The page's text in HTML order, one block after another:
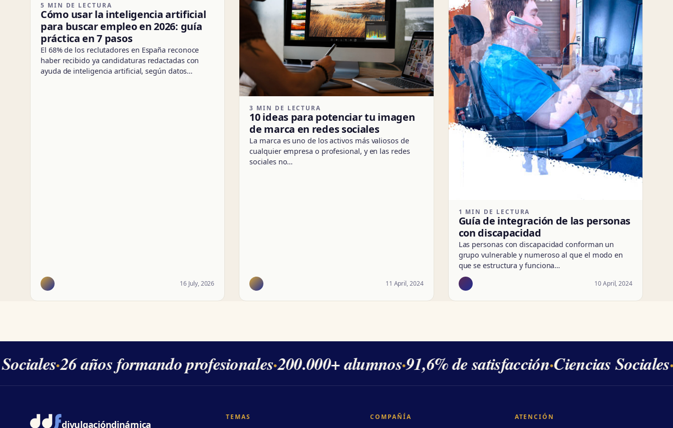
5 MIN DE LECTURA
Cómo usar la inteligencia artificial
para buscar empleo en 2026: guía
práctica en 7 pasos
El 68% de los reclutadores en España reconoce
haber recibido ya candidaturas redactadas con
ayuda de inteligencia artificial, según datos…
16 July, 2026
3 MIN DE LECTURA
10 ideas para potenciar tu imagen
de marca en redes sociales
La marca es uno de los activos más valiosos de
cualquier empresa o profesional, y en las redes
sociales no…
11 April, 2024
1 MIN DE LECTURA
Guía de integración de las personas
con discapacidad
Las personas con discapacidad conforman un
grupo vulnerable y numeroso al que el modo en
que se estructura y funciona…
10 April, 2024
·26 años formando profesionales·200.000+ alumnos·91,6% de satisfacción·Ciencias Sociales·
divulgacióndinámica
TEMAS COMPAÑÍA ATENCIÓN